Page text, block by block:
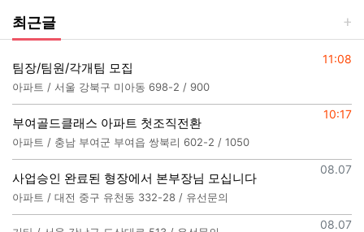
최근글
등록일
11:08
팀장/팀원/각개팀 모집
아파트 / 서울 강북구 미아동 698-2 / 900
등록일
10:17
부여골드클래스 아파트 첫조직전환
아파트 / 충남 부여군 부여읍 쌍북리 602-2 / 1050
등록일
08.07
사업승인 완료된 형장에서 본부장님 모십니다
아파트 / 대전 중구 유천동 332-28 / 유선문의
등록일
08.07